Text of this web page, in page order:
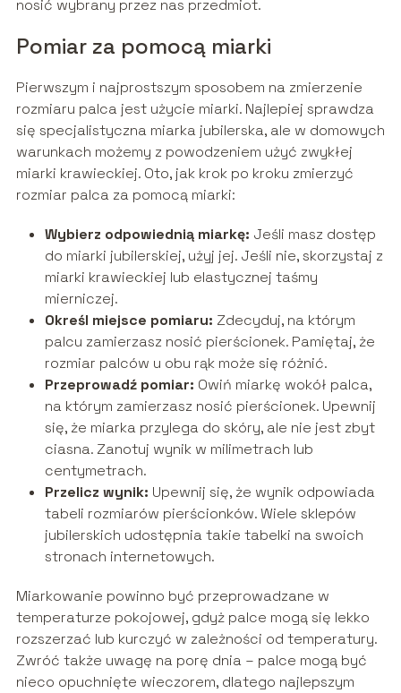
nosić wybrany przez nas przedmiot.
Pomiar za pomocą miarki
Pierwszym i najprostszym sposobem na zmierzenie
rozmiaru palca jest użycie miarki. Najlepiej sprawdza
się specjalistyczna miarka jubilerska, ale w domowych
warunkach możemy z powodzeniem użyć zwykłej
miarki krawieckiej. Oto, jak krok po kroku zmierzyć
rozmiar palca za pomocą miarki:
Wybierz odpowiednią miarkę: Jeśli masz dostęp
do miarki jubilerskiej, użyj jej. Jeśli nie, skorzystaj z
miarki krawieckiej lub elastycznej taśmy
mierniczej.
Określ miejsce pomiaru: Zdecyduj, na którym
palcu zamierzasz nosić pierścionek. Pamiętaj, że
rozmiar palców u obu rąk może się różnić.
Przeprowadź pomiar: Owiń miarkę wokół palca,
na którym zamierzasz nosić pierścionek. Upewnij
się, że miarka przylega do skóry, ale nie jest zbyt
ciasna. Zanotuj wynik w milimetrach lub
centymetrach.
Przelicz wynik: Upewnij się, że wynik odpowiada
tabeli rozmiarów pierścionków. Wiele sklepów
jubilerskich udostępnia takie tabelki na swoich
stronach internetowych.
Miarkowanie powinno być przeprowadzane w
temperaturze pokojowej, gdyż palce mogą się lekko
rozszerzać lub kurczyć w zależności od temperatury.
Zwróć także uwagę na porę dnia – palce mogą być
nieco opuchnięte wieczorem, dlatego najlepszym